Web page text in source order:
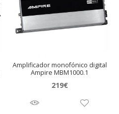
Amplificador monofónico digital
Ampire MBM1000.1
219€